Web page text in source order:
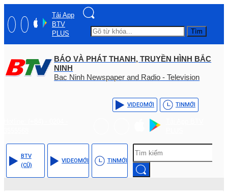
Tải App
BTV
PLUS
Tìm
BÁO VÀ PHÁT THANH, TRUYỀN HÌNH BẮC
NINH
Bac Ninh Newspaper and Radio - Television
VIDEOMỚI TINMỚI
BTV
(CŨ)
VIDEOMỚI TINMỚI